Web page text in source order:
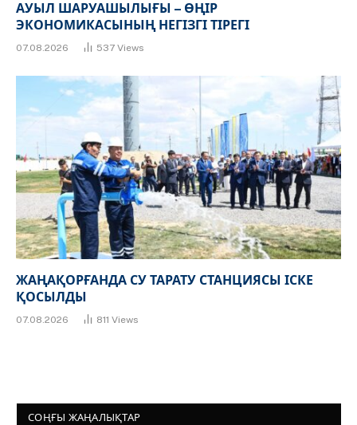
АУЫЛ ШАРУАШЫЛЫҒЫ – ӨҢІР
ЭКОНОМИКАСЫНЫҢ НЕГІЗГІ ТІРЕГІ
07.08.2026 537 Views
ЖАҢАҚОРҒАНДА СУ ТАРАТУ СТАНЦИЯСЫ ІСКЕ
ҚОСЫЛДЫ
07.08.2026 811 Views
СОҢҒЫ ЖАҢАЛЫҚТАР